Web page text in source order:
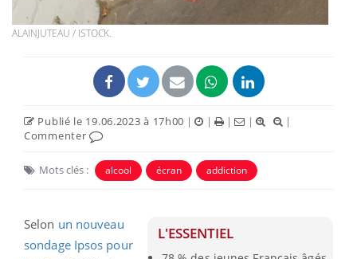
ALAINJUTEAU / ISTOCK.
Publié le 19.06.2023 à 17h00 | | | |
|
Commenter
Mots clés : alcool écran addiction
L'ESSENTIEL
Selon un nouveau
sondage Ipsos pour